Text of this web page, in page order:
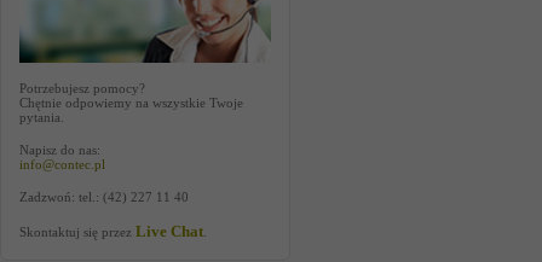
Potrzebujesz pomocy?
Chętnie odpowiemy na wszystkie Twoje
pytania.
Napisz do nas:
info@contec.pl
Zadzwoń: tel.: (42) 227 11 40
Skontaktuj się przez Live Chat